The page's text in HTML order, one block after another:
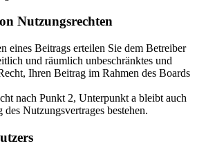
Nutzungsrechten
eines Beitrags erteilen Sie dem Betreiber
und räumlich unbeschränktes und
Ihren Beitrag im Rahmen des Boards
nach Punkt 2, Unterpunkt a bleibt auch
Nutzungsvertrages bestehen.